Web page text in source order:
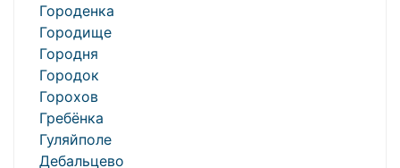
Городенка
Городище
Городня
Городок
Горохов
Гребёнка
Гуляйполе
Дебальцево